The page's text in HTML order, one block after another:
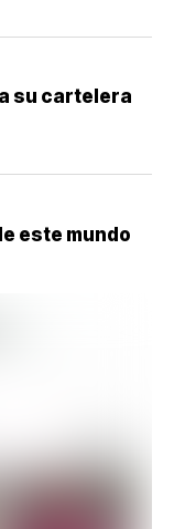
su cartelera
este mundo